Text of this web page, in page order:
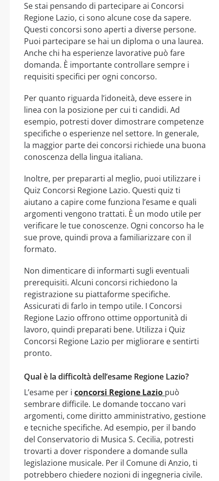
Se stai pensando di partecipare ai Concorsi
Regione Lazio, ci sono alcune cose da sapere.
Questi concorsi sono aperti a diverse persone.
Puoi partecipare se hai un diploma o una laurea.
Anche chi ha esperienze lavorative può fare
domanda. È importante controllare sempre i
requisiti specifici per ogni concorso.
Per quanto riguarda l’idoneità, deve essere in
linea con la posizione per cui ti candidi. Ad
esempio, potresti dover dimostrare competenze
specifiche o esperienze nel settore. In generale,
la maggior parte dei concorsi richiede una buona
conoscenza della lingua italiana.
Inoltre, per prepararti al meglio, puoi utilizzare i
Quiz Concorsi Regione Lazio. Questi quiz ti
aiutano a capire come funziona l’esame e quali
argomenti vengono trattati. È un modo utile per
verificare le tue conoscenze. Ogni concorso ha le
sue prove, quindi prova a familiarizzare con il
formato.
Non dimenticare di informarti sugli eventuali
prerequisiti. Alcuni concorsi richiedono la
registrazione su piattaforme specifiche.
Assicurati di farlo in tempo utile. I Concorsi
Regione Lazio offrono ottime opportunità di
lavoro, quindi preparati bene. Utilizza i Quiz
Concorsi Regione Lazio per migliorare e sentirti
pronto.
Qual è la difficoltà dell’esame Regione Lazio?
L’esame per i concorsi Regione Lazio può
sembrare difficile. Le domande toccano vari
argomenti, come diritto amministrativo, gestione
e tecniche specifiche. Ad esempio, per il bando
del Conservatorio di Musica S. Cecilia, potresti
trovarti a dover rispondere a domande sulla
legislazione musicale. Per il Comune di Anzio, ti
potrebbero chiedere nozioni di ingegneria civile.